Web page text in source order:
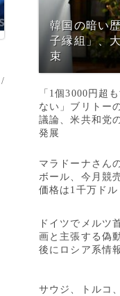
韓国の暗い
子縁組」、
束
「1個3000円超
ない」ブリトー
議論、米共和党
発展
マラドーナさん
ボール、今月競
価格は1千万ドル
ドイツでメルツ
画と主張する偽
後にロシア系情
サウジ、トルコ